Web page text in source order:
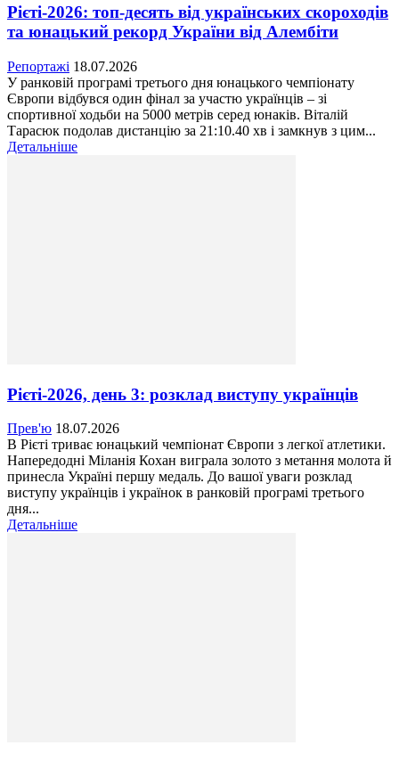
Рієті-2026: топ-десять від українських скороходів
та юнацький рекорд України від Алембіти
Репортажі 18.07.2026
У ранковій програмі третього дня юнацького чемпіонату
Європи відбувся один фінал за участю українців – зі
спортивної ходьби на 5000 метрів серед юнаків. Віталій
Тарасюк подолав дистанцію за 21:10.40 хв і замкнув з цим...
Детальніше
Рієті-2026, день 3: розклад виступу українців
Прев'ю 18.07.2026
В Рієті триває юнацький чемпіонат Європи з легкої атлетики.
Напередодні Міланія Кохан виграла золото з метання молота й
принесла Україні першу медаль. До вашої уваги розклад
виступу українців і українок в ранковій програмі третього
дня...
Детальніше